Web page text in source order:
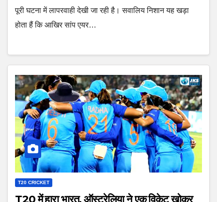
पूरी घटना में लापरवाही देखी जा रही है। सवालिय निशान यह खड़ा
होता हैं कि आखिर सांप एयर…
T20 CRICKET